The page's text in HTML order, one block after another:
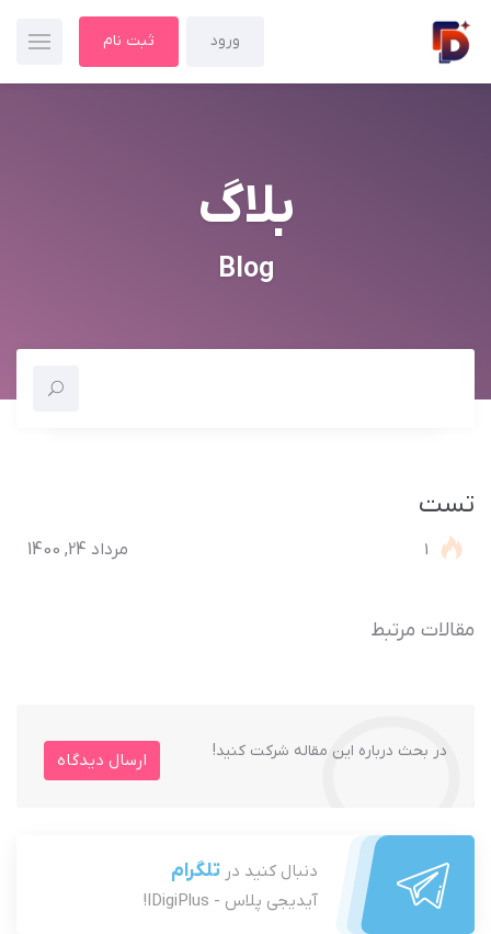
ورود ثبت نام
بلاگ
Blog
تست
1 مرداد 24, 1400
مقالات مرتبط
در بحث درباره این مقاله شرکت کنید! ارسال دیدگاه
دنبال کنید در تلگرام
آیدیجی پلاس - IDigiPlus!